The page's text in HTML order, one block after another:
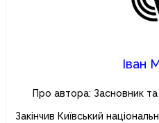
Іван
Про автора: Засновник
Закінчив Київський